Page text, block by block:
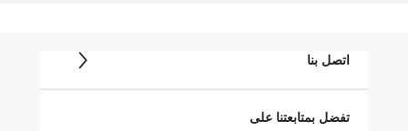
اتصل بنا
تفضل بمتابعتنا على